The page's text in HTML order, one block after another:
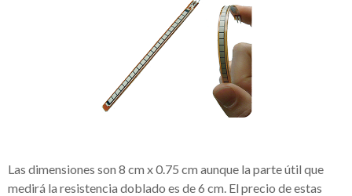
Las dimensiones son 8 cm x 0.75 cm aunque la parte útil que
medirá la resistencia doblado es de 6 cm. El precio de estas